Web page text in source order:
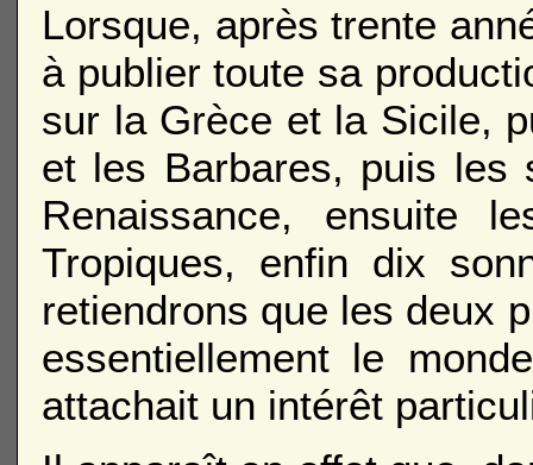
Lorsque, après trente
à publier toute sa
sur la Grèce et la Sicile,
et les Barbares, puis les
Renaissance, ensuite
Tropiques, enfin dix
retiendrons que les deux
essentiellement le
attachait un intérêt